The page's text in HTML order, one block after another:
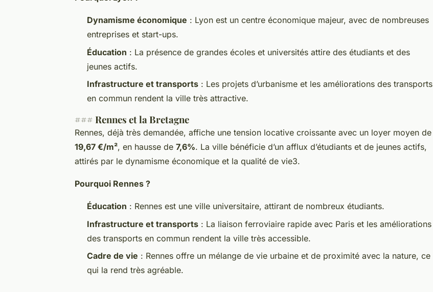
Dynamisme économique : Lyon est un centre économique majeur, avec de nombreuses
entreprises et start-ups.
Éducation : La présence de grandes écoles et universités attire des étudiants et des
jeunes actifs.
Infrastructure et transports : Les projets d’urbanisme et les améliorations des transports
en commun rendent la ville très attractive.
### Rennes et la Bretagne
Rennes, déjà très demandée, affiche une tension locative croissante avec un loyer moyen de
19,67 €/m², en hausse de 7,6%. La ville bénéficie d’un afflux d’étudiants et de jeunes actifs,
attirés par le dynamisme économique et la qualité de vie3.
Pourquoi Rennes ?
Éducation : Rennes est une ville universitaire, attirant de nombreux étudiants.
Infrastructure et transports : La liaison ferroviaire rapide avec Paris et les améliorations
des transports en commun rendent la ville très accessible.
Cadre de vie : Rennes offre un mélange de vie urbaine et de proximité avec la nature, ce
qui la rend très agréable.